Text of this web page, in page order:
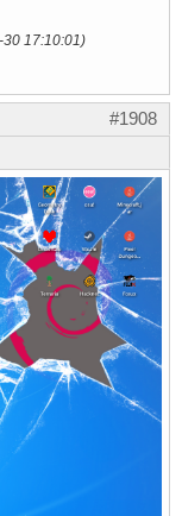
17:10:01)
#1908